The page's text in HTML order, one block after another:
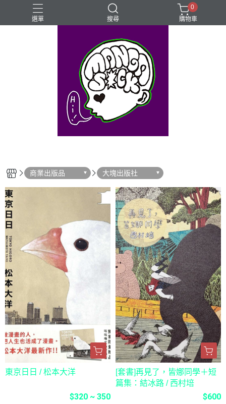
選單 搜尋
⊰⊱꧁LGBTQIA꧂⊰⊱
Mangasick Love
Mangasick出版！(੭•̀ᴗ•̀)
動物 實驗
0
購物車
商業出版品 大塊出版社
東京日日 / 松本大洋
$320 ~ 350
[套書]再見了，皆娜同學＋短
篇集：結冰路 / 西村培
$600